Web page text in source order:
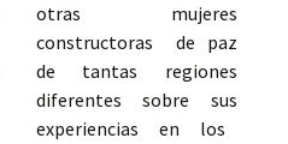
otras mujeres
constructoras de paz
de tantas regiones
diferentes sobre sus
experiencias en los